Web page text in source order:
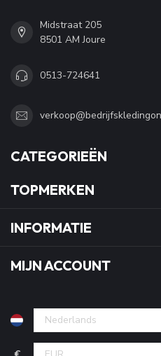
Midstraat 205
8501 AM Joure
0513-724641
CATEGORIEËN
TOPMERKEN
INFORMATIE
MIJN ACCOUNT